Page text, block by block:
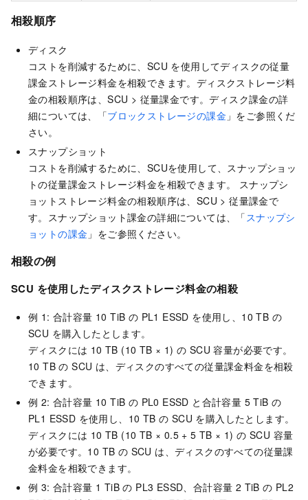
相殺順序
ディスク
コストを削減するために、SCU を使用してディスクの従量
課金ストレージ料金を相殺できます。ディスクストレージ料
金の相殺順序は、SCU > 従量課金です。ディスク課金の詳
細については、「ブロックストレージの課金 」をご参照くだ
さい。
スナップショット
コストを削減するために、SCUを使用して、スナップショッ
トの従量課金ストレージ料金を相殺できます。
スナップシ
ョットストレージ料金の相殺順序は、SCU > 従量課金で
す。スナップショット課金の詳細については、「 スナップシ
ョットの課金 」をご参照ください。
相殺の例
SCU を使用したディスクストレージ料金の相殺
例 1: 合計容量 10 TiB の PL1 ESSD を使用し、10 TB の
SCU を購入したとします。
ディスクには 10 TB (10 TB × 1) の SCU 容量が必要です。
10 TB の SCU は、ディスクのすべての従量課金料金を相殺
できます。
例 2: 合計容量 10 TiB の PL0 ESSD と合計容量 5 TiB の
PL1 ESSD を使用し、10 TB の SCU を購入したとします。
ディスクには 10 TB (10 TB × 0.5 + 5 TB × 1) の SCU 容量
が必要です。10 TB の SCU は、ディスクのすべての従量課
金料金を相殺できます。
例 3: 合計容量 1 TiB の PL3 ESSD、合計容量 2 TiB の PL2